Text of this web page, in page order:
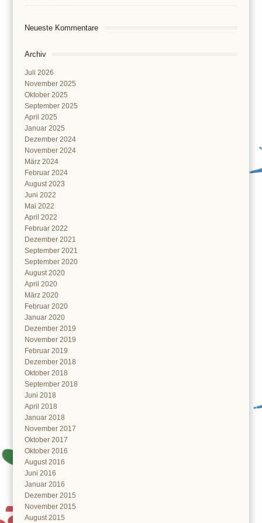
Neueste Kommentare
Archiv
Juli 2026
November 2025
Oktober 2025
September 2025
April 2025
Januar 2025
Dezember 2024
November 2024
März 2024
Februar 2024
August 2023
Juni 2022
Mai 2022
April 2022
Februar 2022
Dezember 2021
September 2021
September 2020
August 2020
April 2020
März 2020
Februar 2020
Januar 2020
Dezember 2019
November 2019
Februar 2019
Dezember 2018
Oktober 2018
September 2018
Juni 2018
April 2018
Januar 2018
November 2017
Oktober 2017
Oktober 2016
August 2016
Juni 2016
Januar 2016
Dezember 2015
November 2015
August 2015